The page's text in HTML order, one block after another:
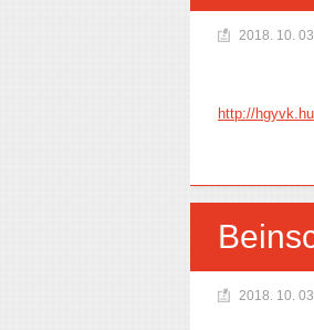
2018. 10.
http://
2018. 10.